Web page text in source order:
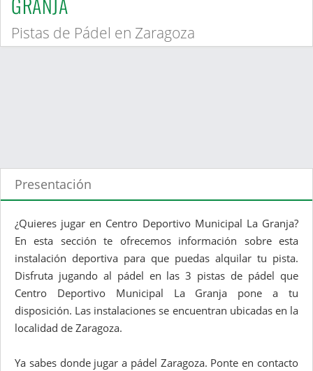
Pistas de Pádel en Zaragoza
Presentación
¿Quieres jugar en Centro Deportivo Municipal La Granja?
En esta sección te ofrecemos información sobre esta
instalación deportiva para que puedas alquilar tu pista.
Disfruta jugando al pádel en las 3 pistas de pádel que
Centro Deportivo Municipal La Granja pone a tu
disposición. Las instalaciones se encuentran ubicadas en la
localidad de Zaragoza.
Ya sabes donde jugar a pádel Zaragoza. Ponte en contacto